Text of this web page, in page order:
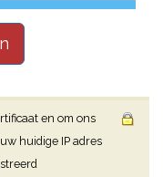
en om ons
huidige IP adres